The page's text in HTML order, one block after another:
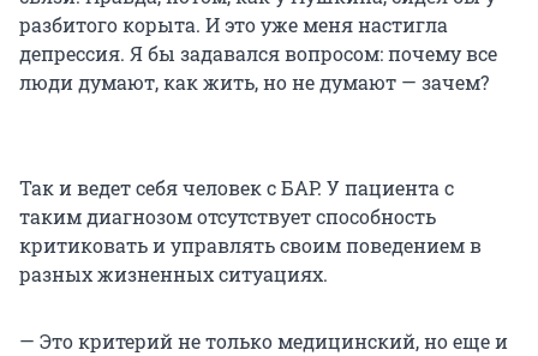
разбитого корыта. И это уже меня настигла
депрессия. Я бы задавался вопросом: почему все
люди думают, как жить, но не думают — зачем?
Так и ведет себя человек с БАР. У пациента с
таким диагнозом отсутствует способность
критиковать и управлять своим поведением в
разных жизненных ситуациях.
— Это критерий не только медицинский, но еще и